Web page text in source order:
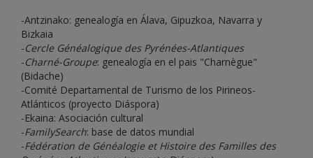
-Antzinako: genealogía en Álava, Gipuzkoa, Navarra y
Bizkaia
-Cercle Généalogique des Pyrénées-Atlantiques
-Charné-Groupe: genealogía en el pais "Charnègue"
(Bidache)
-Comité Departamental de Turismo de los Pirineos-
Atlánticos (proyecto Diáspora)
-Ekaina: Asociación cultural
-FamilySearch: base de datos mundial
-Fédération de Généalogie et Histoire des Familles des